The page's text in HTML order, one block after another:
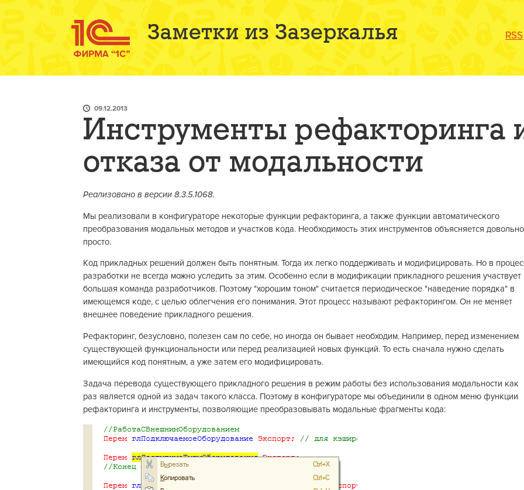
Заметки из Зазеркалья RSS
09.12.2013
Инструменты рефакторинга
отказа от модальности
Реализовано в версии 8.3.5.1068.
Мы реализовали в конфигураторе некоторые функции рефакторинга, а также функции автоматического
преобразования модальных методов и участков кода. Необходимость этих инструментов объясняется довольно
просто.
Код прикладных решений должен быть понятным. Тогда их легко поддерживать и модифицировать. Но в
разработки не всегда можно уследить за этим. Особенно если в модификации прикладного решения участвует
большая команда разработчиков. Поэтому "хорошим тоном" считается периодическое "наведение порядка" в
имеющемся коде, с целью облегчения его понимания. Этот процесс называют рефакторингом. Он не меняет
внешнее поведение прикладного решения.
Рефакторинг, безусловно, полезен сам по себе, но иногда он бывает необходим. Например, перед изменением
существующей функциональности или перед реализацией новых функций. То есть сначала нужно сделать
имеющийся код понятным, а уже затем его модифицировать.
Задача перевода существующего прикладного решения в режим работы без использования модальности как
раз является одной из задач такого класса. Поэтому в конфигураторе мы объединили в одном меню функции
рефакторинга и инструменты, позволяющие преобразовывать модальные фрагменты кода: